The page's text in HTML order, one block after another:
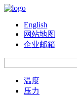
English
网站地图
企业邮箱
温度
压力